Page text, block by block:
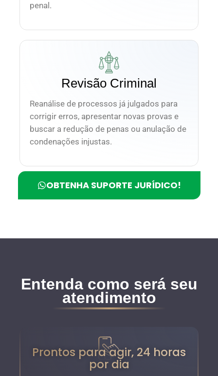
penal.
Revisão Criminal
Reanálise de processos já julgados para
corrigir erros, apresentar novas provas e
buscar a redução de penas ou anulação de
condenações injustas.
OBTENHA SUPORTE JURÍDICO!
Entenda como será seu
atendimento
Prontos para agir, 24 horas
por dia